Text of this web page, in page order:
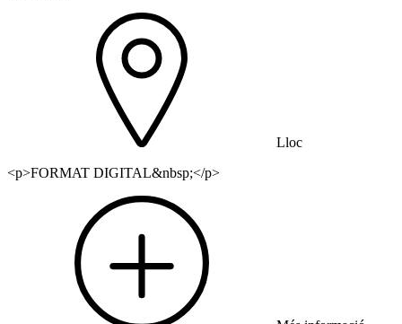
Lloc
<p>FORMAT DIGITAL&nbsp;</p>